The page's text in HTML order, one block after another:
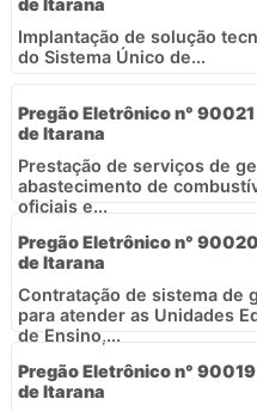
Implantação de solução
do Sistema Único de...
Pregão Eletrônico n°
de Itarana
Prestação de serviços de
abastecimento de
oficiais e...
Pregão Eletrônico n°
de Itarana
Contratação de sistema de
para atender as Unidades
de Ensino,...
Pregão Eletrônico n°
de Itarana